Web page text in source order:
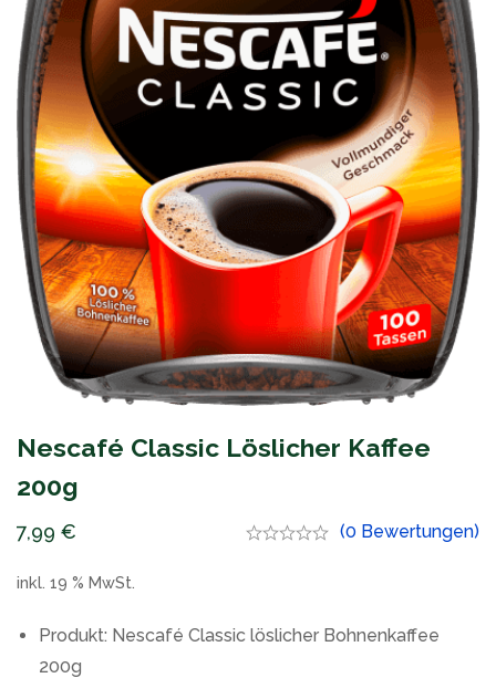
Nescafé Classic Löslicher Kaffee
200g
7,99 € (0 Bewertungen)
inkl. 19 % MwSt.
Produkt: Nescafé Classic löslicher Bohnenkaffee
200g